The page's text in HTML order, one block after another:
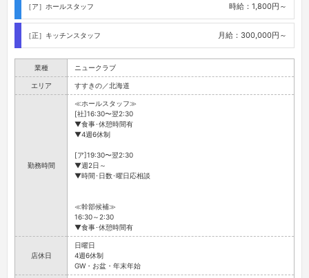
［ア］ホールスタッフ 時給：1,800円～
［正］キッチンスタッフ 月給：300,000円～
業種 ニュークラブ
エリア すすきの／北海道
勤務時間
≪ホールスタッフ≫
[社]16:30〜翌2:30
▼食事･休憩時間有
▼4週6休制
[ア]19:30〜翌2:30
▼週2日～
▼時間･日数･曜日応相談
≪幹部候補≫
16:30～2:30
▼食事･休憩時間有
店休日
日曜日
4週6休制
GW・お盆・年末年始